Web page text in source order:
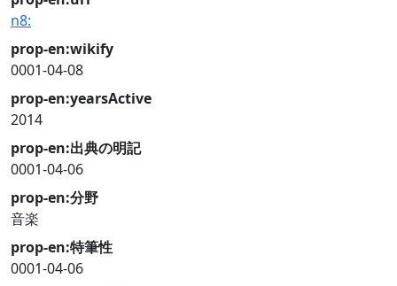
n8:
prop-en:wikify
0001-04-08
prop-en:yearsActive
2014
prop-en:出典の明記
0001-04-06
prop-en:分野
音楽
prop-en:特筆性
0001-04-06